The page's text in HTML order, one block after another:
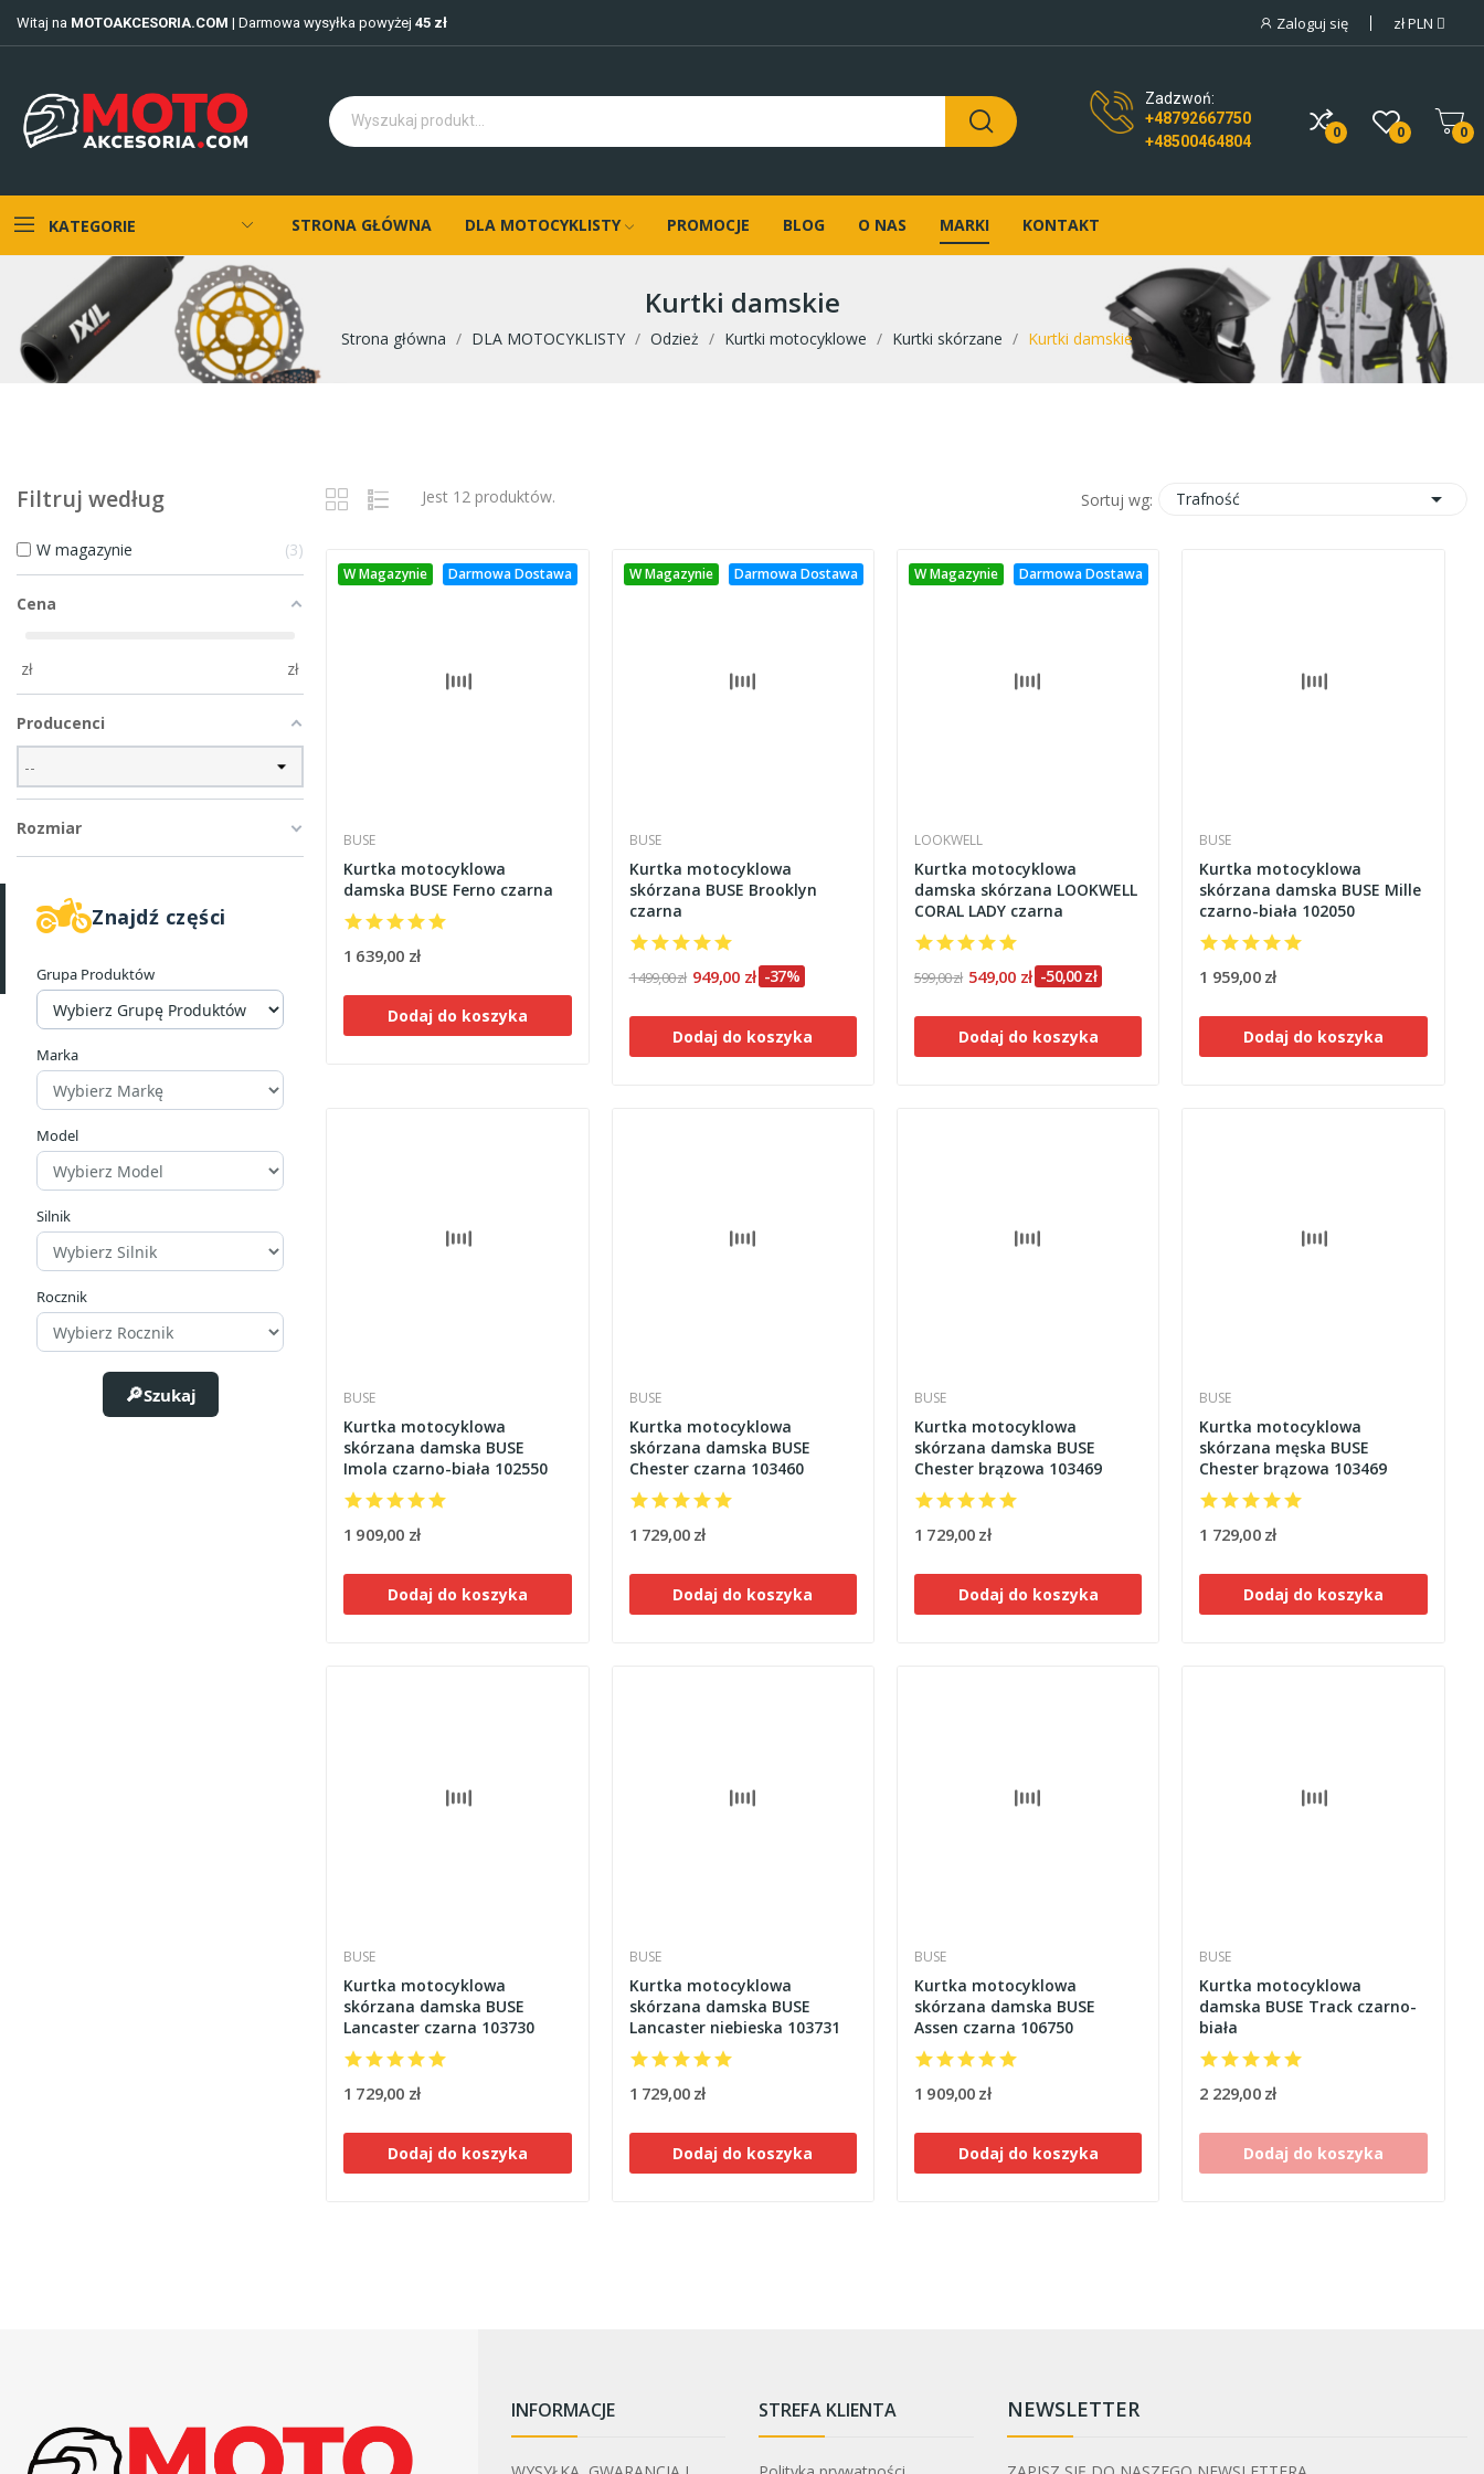
Witaj na MOTOAKCESORIA.COM | Darmowa wysyłka powyżej 45 zł Zaloguj się złPLN
Zadzwoń:
+48792667750
+48500464804
0 0 0
KATEGORIE STRONA GŁÓWNA DLA MOTOCYKLISTY PROMOCJE BLOG O NAS MARKI KONTAKT
Kurtki damskie
Strona główna DLA MOTOCYKLISTY Odzież Kurtki motocyklowe Kurtki skórzane Kurtki damskie
Filtruj według
W magazynie 3
Cena
zł zł
Producenci
Rozmiar
Znajdź części
Grupa Produktów
Marka
Model
Silnik
Rocznik
Szukaj
Jest 12 produktów. Sortuj wg: Trafność 
W Magazynie Darmowa Dostawa
BUSE
Kurtka motocyklowa
damska BUSE Ferno czarna
1 639,00 zł
Dodaj do koszyka
W Magazynie Darmowa Dostawa
BUSE
Kurtka motocyklowa
skórzana BUSE Brooklyn
czarna
1 499,00 zł 949,00 zł -37%
Dodaj do koszyka
W Magazynie Darmowa Dostawa
LOOKWELL
Kurtka motocyklowa
damska skórzana LOOKWELL
CORAL LADY czarna
599,00 zł 549,00 zł -50,00 zł
Dodaj do koszyka
BUSE
Kurtka motocyklowa
skórzana damska BUSE Mille
czarno-biała 102050
1 959,00 zł
Dodaj do koszyka
BUSE
Kurtka motocyklowa
skórzana damska BUSE
Imola czarno-biała 102550
1 909,00 zł
Dodaj do koszyka
BUSE
Kurtka motocyklowa
skórzana damska BUSE
Chester czarna 103460
1 729,00 zł
Dodaj do koszyka
BUSE
Kurtka motocyklowa
skórzana damska BUSE
Chester brązowa 103469
1 729,00 zł
Dodaj do koszyka
BUSE
Kurtka motocyklowa
skórzana męska BUSE
Chester brązowa 103469
1 729,00 zł
Dodaj do koszyka
BUSE
Kurtka motocyklowa
skórzana damska BUSE
Lancaster czarna 103730
1 729,00 zł
Dodaj do koszyka
BUSE
Kurtka motocyklowa
skórzana damska BUSE
Lancaster niebieska 103731
1 729,00 zł
Dodaj do koszyka
BUSE
Kurtka motocyklowa
skórzana damska BUSE
Assen czarna 106750
1 909,00 zł
Dodaj do koszyka
BUSE
Kurtka motocyklowa
damska BUSE Track czarno-
biała
2 229,00 zł
Dodaj do koszyka
INFORMACJE STREFA KLIENTA NEWSLETTER